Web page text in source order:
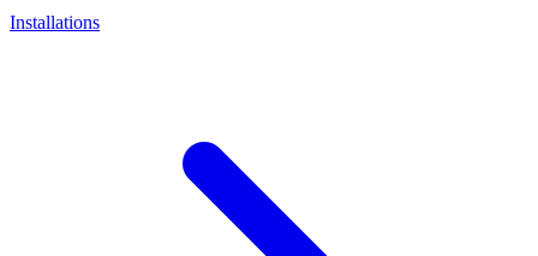
Installations